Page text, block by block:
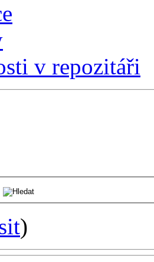
v repozitáři
)